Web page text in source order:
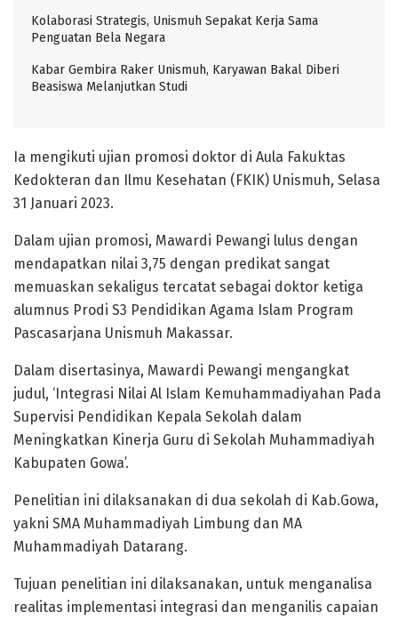
Kolaborasi Strategis, Unismuh Sepakat Kerja Sama
Penguatan Bela Negara
Kabar Gembira Raker Unismuh, Karyawan Bakal Diberi
Beasiswa Melanjutkan Studi
Ia mengikuti ujian promosi doktor di Aula Fakuktas
Kedokteran dan Ilmu Kesehatan (FKIK) Unismuh, Selasa
31 Januari 2023.
Dalam ujian promosi, Mawardi Pewangi lulus dengan
mendapatkan nilai 3,75 dengan predikat sangat
memuaskan sekaligus tercatat sebagai doktor ketiga
alumnus Prodi S3 Pendidikan Agama Islam Program
Pascasarjana Unismuh Makassar.
Dalam disertasinya, Mawardi Pewangi mengangkat
judul, ‘Integrasi Nilai Al Islam Kemuhammadiyahan Pada
Supervisi Pendidikan Kepala Sekolah dalam
Meningkatkan Kinerja Guru di Sekolah Muhammadiyah
Kabupaten Gowa’.
Penelitian ini dilaksanakan di dua sekolah di Kab.Gowa,
yakni SMA Muhammadiyah Limbung dan MA
Muhammadiyah Datarang.
Tujuan penelitian ini dilaksanakan, untuk menganalisa
realitas implementasi integrasi dan menganilis capaian